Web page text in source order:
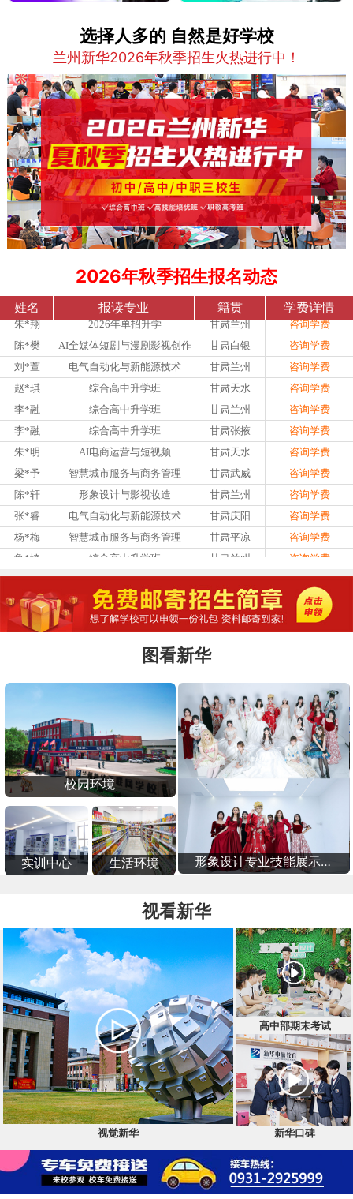
选择人多的 自然是好学校
兰州新华2026年秋季招生火热进行中！
2026年秋季招生报名动态
姓名 报读专业 籍贯 学费详情
朱*翔
2026年单招升学 甘肃兰州
咨询学费
陈*樊
AI全媒体短剧与漫剧影视创作 甘肃白银
咨询学费
刘*萱
电气自动化与新能源技术 甘肃兰州
咨询学费
赵*琪
综合高中升学班 甘肃天水
咨询学费
李*融
综合高中升学班 甘肃兰州
咨询学费
李*融
综合高中升学班 甘肃张掖
咨询学费
朱*明
AI电商运营与短视频 甘肃天水
咨询学费
梁*予
智慧城市服务与商务管理 甘肃武威
咨询学费
陈*轩
形象设计与影视妆造 甘肃兰州
咨询学费
张*睿
电气自动化与新能源技术 甘肃庆阳
咨询学费
杨*梅
智慧城市服务与商务管理 甘肃平凉
咨询学费
鲁*埼
综合高中升学班 甘肃兰州
咨询学费
AI全媒体短剧与漫剧影视创作 甘肃白银
咨询学费
刘*萱
电气自动化与新能源技术 甘肃兰州
咨询学费
赵*琪
综合高中升学班 甘肃天水
咨询学费
综合高中升学班 甘肃兰州
甘肃天水
咨询学费
智慧城市服务与商务管理 甘肃武威
咨询学费
陈*轩
形象设计与影视妆造 甘肃兰州
咨询学费
张*睿
电气自动化与新能源技术 甘肃庆阳
咨询学费
杨*梅
智慧城市服务与商务管理 甘肃平凉 咨询学费
图看新华
校园环境
实训中心 生活环境
兰州新华高中部期末考试
形象设计专业技能展示活
动
视看新华
视觉新华
高中部期末考试
新华口碑